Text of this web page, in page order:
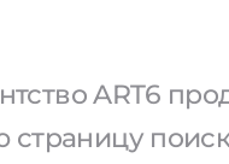
ART6
страницу